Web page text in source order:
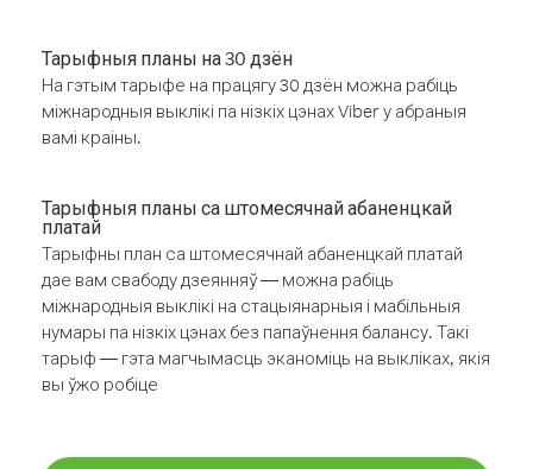
Тарыфныя планы на 30 дзён
На гэтым тарыфе на працягу 30 дзён можна рабіць
міжнародныя выклікі па нізкіх цэнах Viber у абраныя
вамі краіны.
Тарыфныя планы са штомесячнай абаненцкай
платай
Тарыфны план са штомесячнай абаненцкай платай
дае вам свабоду дзеянняў — можна рабіць
міжнародныя выклікі на стацыянарныя і мабільныя
нумары па нізкіх цэнах без папаўнення балансу. Такі
тарыф — гэта магчымасць эканоміць на выкліках, якія
вы ўжо робіце